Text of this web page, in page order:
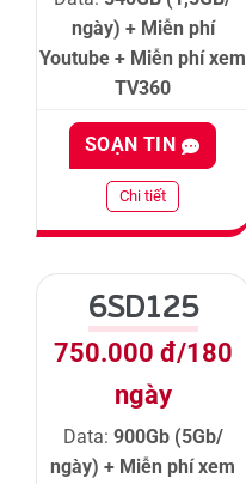
ngày) + Miễn phí
Youtube + Miễn phí xem
TV360
SOẠN TIN
Chi tiết
6SD125
750.000 đ/180
ngày
Data: 900Gb (5Gb/
ngày) + Miễn phí xem